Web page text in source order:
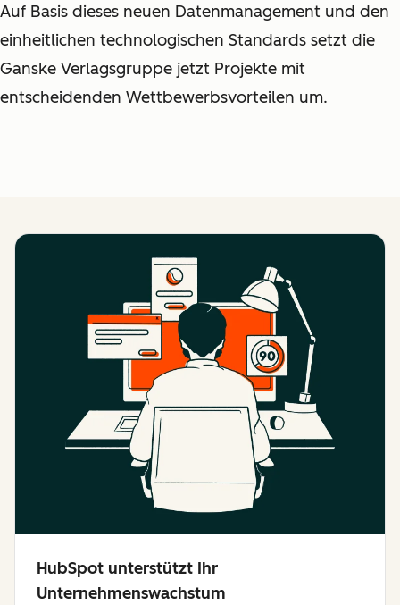
Auf Basis dieses neuen Datenmanagement und den
einheitlichen technologischen Standards setzt die
Ganske Verlagsgruppe jetzt Projekte mit
entscheidenden Wettbewerbsvorteilen um.
HubSpot unterstützt Ihr
Unternehmenswachstum